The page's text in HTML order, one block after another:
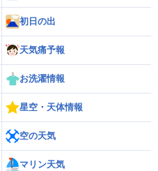
初日の出
天気痛予報
お洗濯情報
星空・天体情報
空の天気
マリン天気